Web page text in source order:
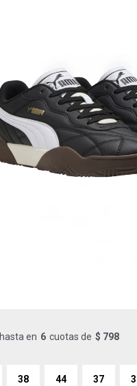
hasta en 6 cuotas de $ 798
38 44 37